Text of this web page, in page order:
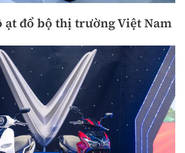
ạt đổ bộ thị trường Việt Nam